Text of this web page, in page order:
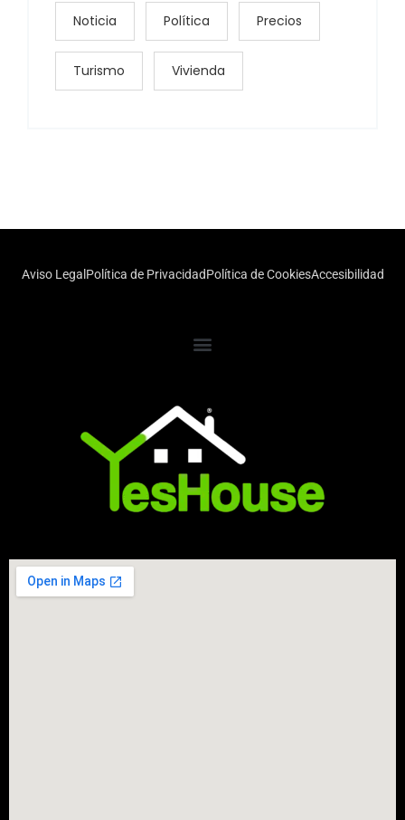
Noticia Política Precios
Turismo Vivienda
Aviso LegalPolítica de PrivacidadPolítica de CookiesAccesibilidad